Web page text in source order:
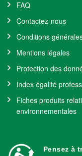
FAQ
Contactez-nous
Conditions
Mentions légales
Protection des
Index égalité
Fiches produits
environnementales
Pensez à